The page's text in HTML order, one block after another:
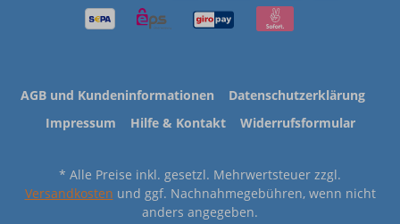
AGB und Kundeninformationen
Datenschutzerklärung
Impressum
Hilfe & Kontakt Widerrufsformular
* Alle Preise inkl. gesetzl. Mehrwertsteuer zzgl.
Versandkosten und ggf. Nachnahmegebühren, wenn nicht
anders angegeben.